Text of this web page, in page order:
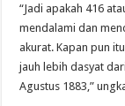
“Jadi apakah 416
mendalami dan
akurat. Kapan pun
jauh lebih dasyat
Agustus 1883,”